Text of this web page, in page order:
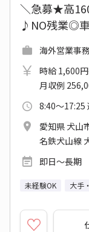
＼急募★高
♪NO残業◎
海外営業事
時給 1,600
月収例
8:40～17:25
愛知県 犬山
名鉄犬山線
即日～長期
未経験OK 大手